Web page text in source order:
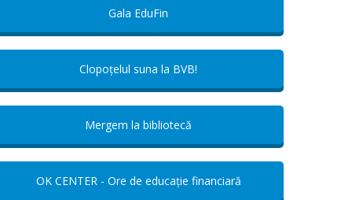
Gala EduFin
Clopoțelul suna la BVB!
Mergem la bibliotecă
OK CENTER - Ore de educație financiară